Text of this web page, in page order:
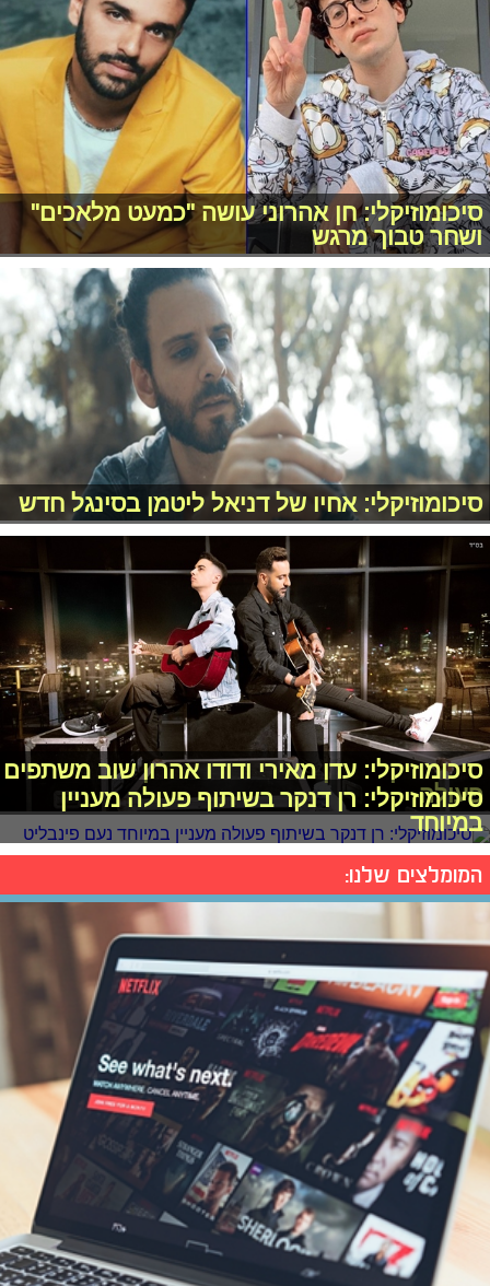
סיכומוזיקלי: חן אהרוני עושה "כמעט מלאכים"
ושחר טבוך מרגש
סיכומוזיקלי: אחיו של דניאל ליטמן בסינגל חדש
סיכומוזיקלי: עדן מאירי ודודו אהרון שוב משתפים
פעולה
סיכומוזיקלי: רן דנקר בשיתוף פעולה מעניין
במיוחד
המומלצים שלנו: